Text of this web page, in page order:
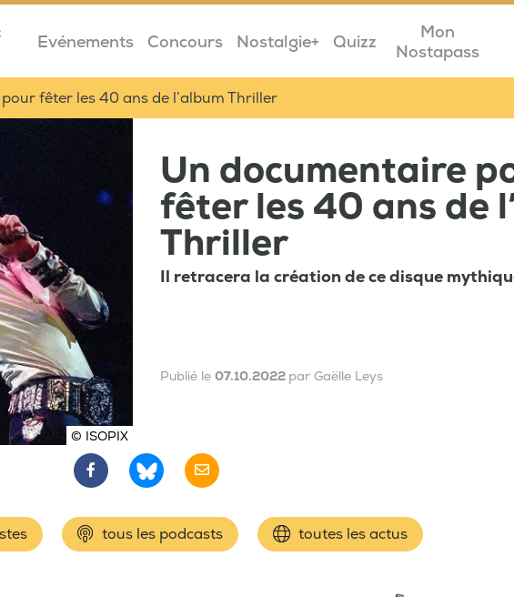
Evénements Concours Nostalgie+ Quizz
Mon
Nostapass
fêter les 40 ans de l’album Thriller
© ISOPIX
Un documentaire
fêter les 40 ans de
Thriller
Il retracera la création de ce disque
Publié le 07.10.2022 par Gaëlle Leys
tous les podcasts toutes les actus